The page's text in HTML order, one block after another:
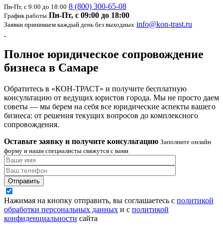
Пн-Пт, с 9:00 до 18:00 8 (800) 300-65-08
График работы Пн-Пт, с 09:00 до 18:00
Заявки принимаем каждый день без выходных info@kon-trast.ru
Полное юридическое сопровождение
бизнеса в Самаре
Обратитесь в «КОН-ТРАСТ» и получите бесплатную
консультацию от ведущих юристов города. Мы не просто даем
советы — мы берем на себя все юридические аспекты вашего
бизнеса: от решения текущих вопросов до комплексного
сопровождения.
Оставьте заявку и получите консультацию Заполните онлайн
форму и наши специалисты свяжутся с вами
Отправить
Нажимая на кнопку отправить, вы соглашаетесь с политикой
обработки персональных данных и с политикой
конфиденциальности сайта